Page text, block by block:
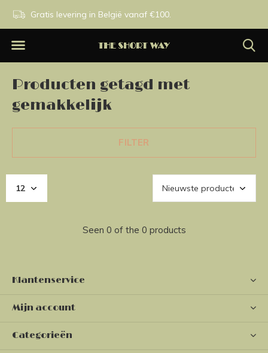
Gratis levering in België vanaf €100.
Producten getagd met
gemakkelijk
FILTER
Seen 0 of the 0 products
Klantenservice
Mijn account
Categorieën